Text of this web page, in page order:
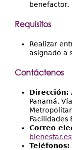
benefactor.
Requisitos
Realizar
asignado a
Contáctenos
Dirección:
Panamá,
Facilidades
Correo
Teléfonos: